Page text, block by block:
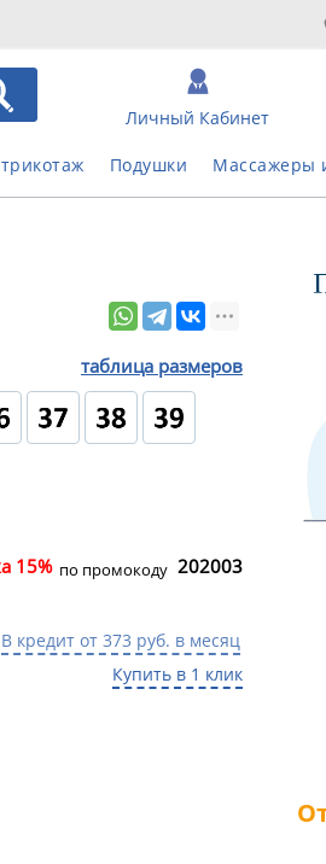
Личный Кабинет
Подушки Массажеры
таблица размеров
15% по промокоду 202003
В кредит от 373 руб. в месяц
Купить в 1 клик